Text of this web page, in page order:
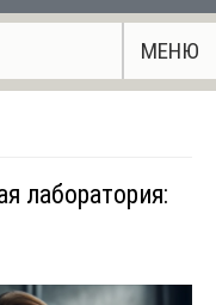
МЕНЮ
лаборатория: